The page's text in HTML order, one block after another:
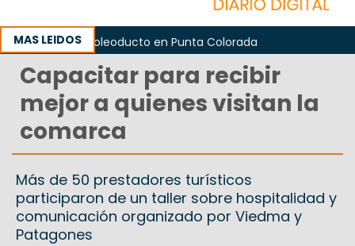
MAS LEIDOS
obras del oleoducto en Punta Colorada
Capacitar para recibir
mejor a quienes visitan la
comarca
Más de 50 prestadores turísticos
participaron de un taller sobre hospitalidad y
comunicación organizado por Viedma y
Patagones